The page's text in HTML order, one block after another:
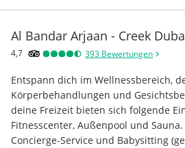
Al Bandar Arjaan - Creek
4,7 393 Bewertungen
Entspann dich im Wellnessbereich,
Körperbehandlungen und
deine Freizeit bieten sich folgende
Fitnesscenter, Außenpool und
Concierge-Service und Babysitting